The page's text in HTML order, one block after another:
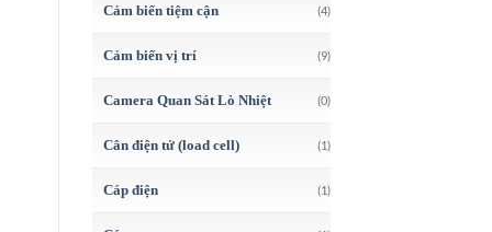
Cảm biến tiệm cận (4)
Cảm biến vị trí (9)
Camera Quan Sát Lò Nhiệt (0)
Cân điện tử (load cell) (1)
Cáp điện (1)